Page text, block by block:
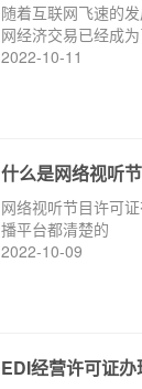
随着互联网飞速的
网经济交易已经成
流砥柱
2022-10-11
什么是网络视听
网络视听节目许可
播平台都清楚的
2022-10-09
EDI经营许可证